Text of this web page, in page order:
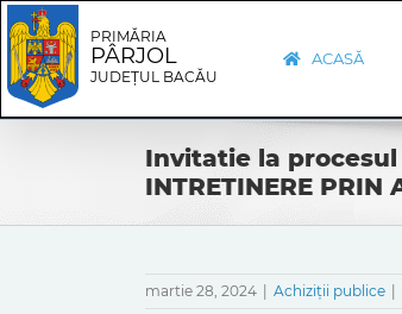
Skip
to
content
Skip
Navigation
PRIMĂRIA
PÂRJOL
JUDEȚUL BACĂU
ACASĂ
Invitatie la
INTRETINERE PRIN
martie 28, 2024 Achiziții publice